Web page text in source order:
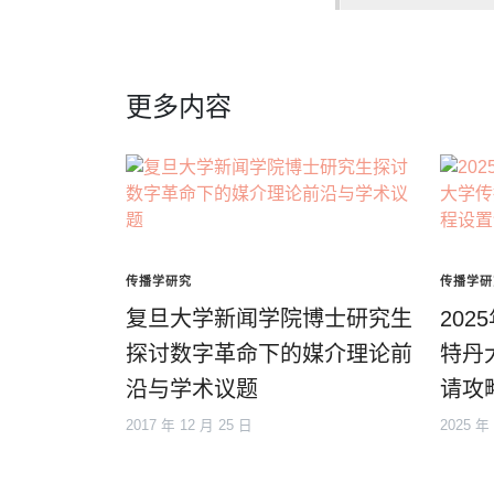
更多内容
传播学研究
复旦大学新闻学院博士研究生
探讨数字革命下的媒介理论前
沿与学术议题
2017 年 12 月 25 日
传播学
特丹
请攻
2025 年